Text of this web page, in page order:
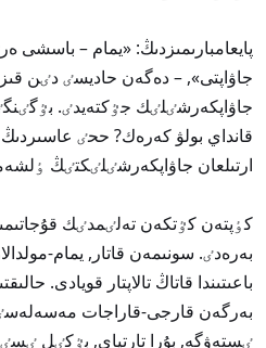
پايعامبارىمىزدىڭ: «يمام – باسشى
جاۋاپتى», – دەگەن حاديسٸ دٸن
جاۋاپكەرشٸلٸك جٷكتەيدٸ.
قانداي بولۋ كەرەك? ححٸ
ارتىلعان جاۋاپكەرشٸلٸكتٸڭ
كٶپتەن كٷتكەن تەلٸمدٸك
بەرەدٸ. سونىمەن قاتار, يمام-
باعىتىندا قاتاڭ تالاپتار قويادى.
بەرگەن قارجى-قاراجات
ٸستەۋگە, بۇرا تارتپاي, بٷكٸل